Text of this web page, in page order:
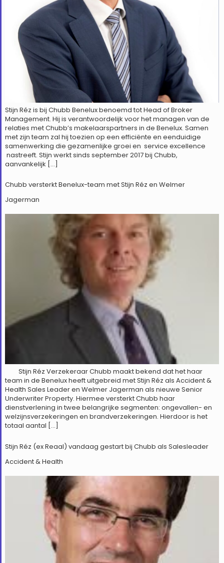
Stijn Réz is bij Chubb Benelux benoemd tot Head of Broker
Management. Hij is verantwoordelijk voor het managen van de
relaties met Chubb’s makelaarspartners in de Benelux. Samen
met zijn team zal hij toezien op een efficiënte en eenduidige
samenwerking die gezamenlijke groei en service excellence
nastreeft. Stijn werkt sinds september 2017 bij Chubb,
aanvankelijk […]
Chubb versterkt Benelux-team met Stijn Réz en Welmer
Jagerman
Stijn Réz Verzekeraar Chubb maakt bekend dat het haar
team in de Benelux heeft uitgebreid met Stijn Réz als Accident &
Health Sales Leader en Welmer Jagerman als nieuwe Senior
Underwriter Property. Hiermee versterkt Chubb haar
dienstverlening in twee belangrijke segmenten: ongevallen- en
welzijnsverzekeringen en brandverzekeringen. Hierdoor is het
totaal aantal […]
Stijn Réz (ex Reaal) vandaag gestart bij Chubb als Salesleader
Accident & Health